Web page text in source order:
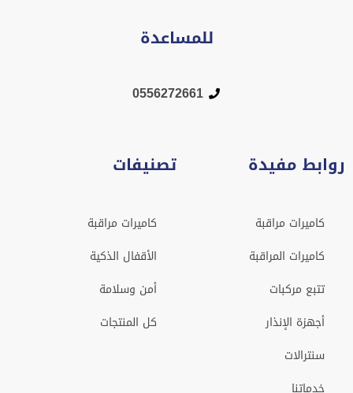
للمساعدة
0556272661
روابط مفيدة
كاميرات مراقبة
كاميرات المراقبة
تتبع مركبات
أجهزة الإنذار
سنترالات
خدماتنا
تصنيفات
كاميرات مراقبة
الأقفال الذكية
أمن وسلامة
كل المنتجات